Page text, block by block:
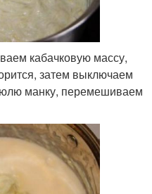
кабачковую массу,
затем выключаем
манку, перемешиваем